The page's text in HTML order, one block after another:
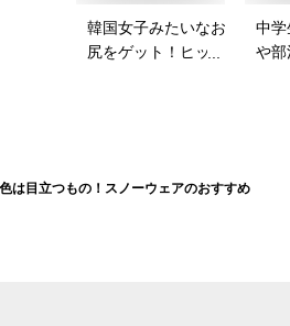
韓国女子みたいなお
尻をゲット！ヒップ
中学
や部
は目立つもの！スノーウェアのおすすめ